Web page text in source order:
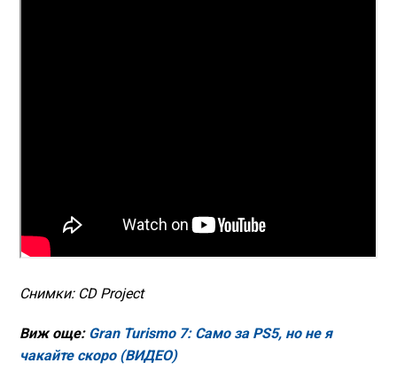
Снимки: CD Project
Виж още: Gran Turismo 7: Само за PS5, но не я
чакайте скоро (ВИДЕО)